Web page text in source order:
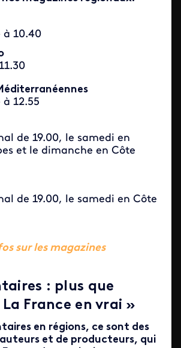
à 10.40
12.55
de 19.00, le samedi en
et le dimanche en Côte
de 19.00, le samedi en Côte
sur les magazines
: plus que
France en vrai »
en régions, ce sont des
et de producteurs, qui